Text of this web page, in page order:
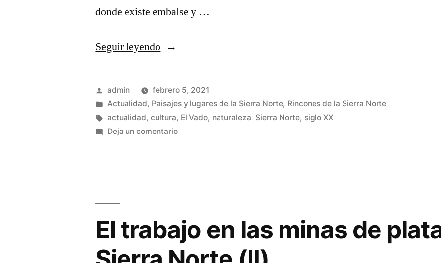
donde existe embalse y …
Seguir leyendo«El
otra
vez
desbordado»
Publicado
por
admin
febrero 5, 2021
Publicado
en
Actualidad, Paisajes y lugares de la Sierra Norte, Rincones de la Sierra Norte
Etiquetas:
actualidad,cultura, El Vado, naturaleza, Sierra Norte, siglo XX
Deja un comentarioen
El trabajo en las minas de